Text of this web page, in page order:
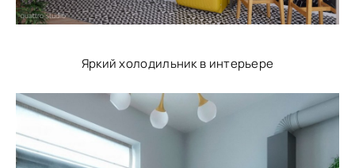
Яркий холодильник в интерьере